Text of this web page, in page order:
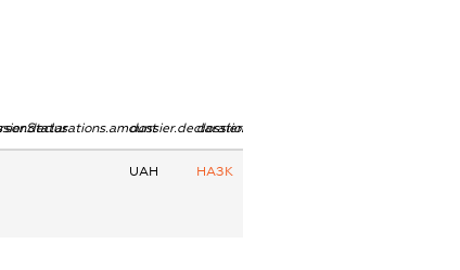
dossier.declarations.currency
dossier.declarations.source
UAH НАЗК